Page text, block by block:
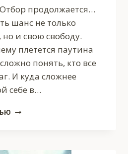
продолжается…
шанс не только
но и свою свободу.
плетется паутина
понять, кто все
И куда сложнее
себе в…
НЕВЕСТА